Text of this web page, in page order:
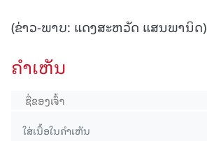
(ຂ່າວ-ພາບ: ແດງສະຫວັດ ແສນພານິດ)
ຄໍາເຫັນ